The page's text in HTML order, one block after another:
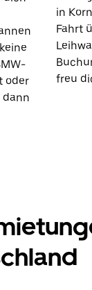
oder
dann
in
Fahrt
freu